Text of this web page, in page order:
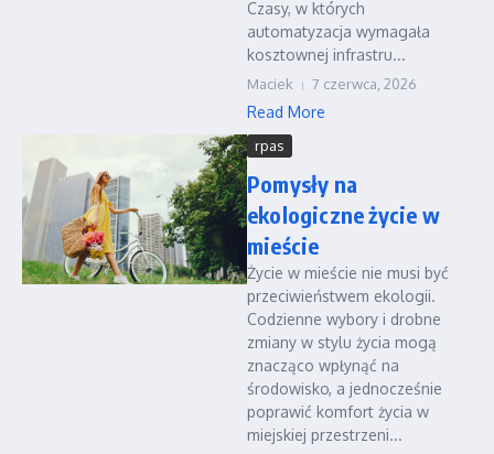
Czasy, w których
automatyzacja wymagała
kosztownej infrastru...
Maciek 7 czerwca, 2026
Read More
rpas
Pomysły na
ekologiczne życie w
mieście
Życie w mieście nie musi być
przeciwieństwem ekologii.
Codzienne wybory i drobne
zmiany w stylu życia mogą
znacząco wpłynąć na
środowisko, a jednocześnie
poprawić komfort życia w
miejskiej przestrzeni...